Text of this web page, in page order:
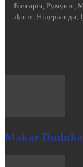
Болгарія, Румунія,
Данія, Нідерланди,
Makar